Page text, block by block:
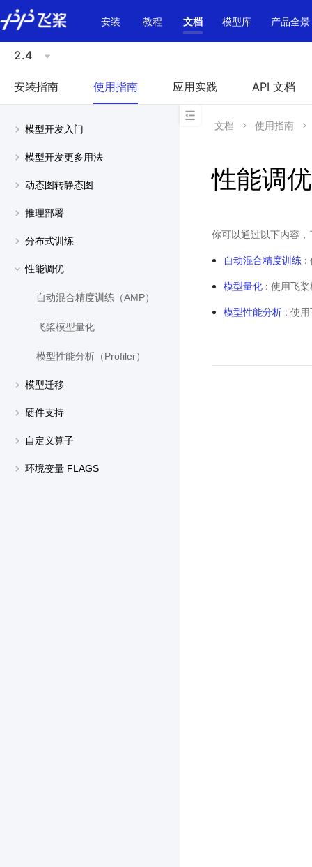
\u200E
安装
教程 文档 模型库 产品全景
2.4
安装指南 使用指南 应用实践 API 文档
模型开发入门
模型开发更多用法
动态图转静态图
推理部署
分布式训练
性能调优
自动混合精度训练（AMP）
飞桨模型量化
模型性能分析（Profiler）
模型迁移
硬件支持
自定义算子
环境变量 FLAGS
文档 使用指南
性能调优
你可以通过以下内容
自动混合精度训练 :
模型量化: 使用飞桨
模型性能分析: 使用